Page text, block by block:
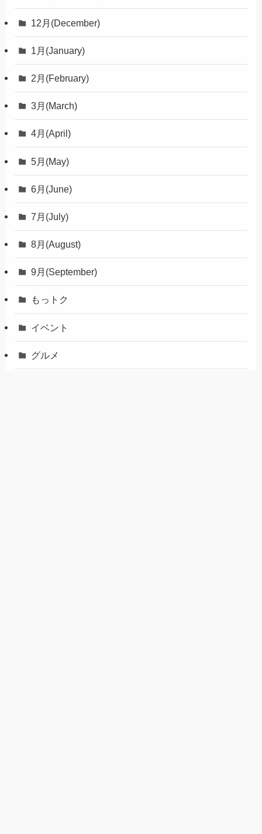
12月(December)
1月(January)
2月(February)
3月(March)
4月(April)
5月(May)
6月(June)
7月(July)
8月(August)
9月(September)
もっトク
イベント
グルメ